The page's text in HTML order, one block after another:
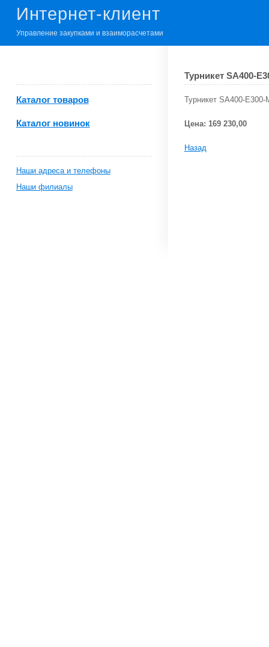
Интернет-клиент
Управление закупками и взаиморасчетами
Турникет SA400-
Турникет SA400-
Цена: 169 230,00
Назад
Каталог товаров
Каталог новинок
Наши адреса и телефоны
Наши филиалы